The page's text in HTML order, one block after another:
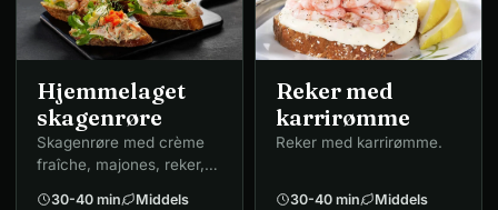
Hjemmelaget
skagenrøre
Skagenrøre med crème
fraîche, majones, reker,
30-40 min
Middels
Reker med
karrirømme
Reker med karrirømme.
30-40 min
Middels